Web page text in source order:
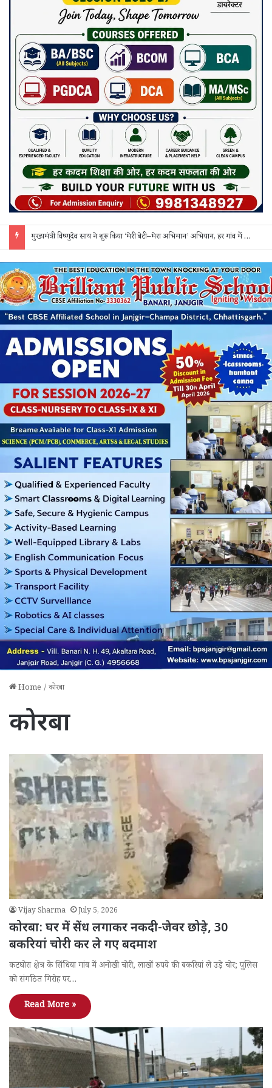
मुख्यमंत्री विष्णुदेव साय ने शुरू किया ‘मेरी बेटी–मेरा अभिमान’ अभियान, हर गांव में मुक्तिधाम और हर स्कूल में बालिका शौचालय
Home / कोरबा
कोरबा
Vijay Sharma July 5, 2026
कोरबा: घर में सेंध लगाकर नकदी-जेवर छोड़े, 30
बकरियां चोरी कर ले गए बदमाश
कटघोरा क्षेत्र के सिंधिया गांव में अनोखी चोरी, लाखों रुपये की बकरियां ले उड़े चोर; पुलिस
को संगठित गिरोह पर…
Read More »